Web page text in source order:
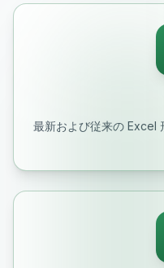
最新および従来の Excel